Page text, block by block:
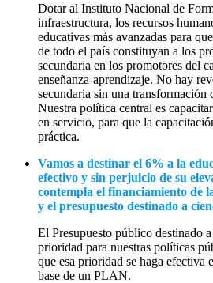
Dotar al Instituto Nacional de
infraestructura, los recursos
educativas más avanzadas para
de todo el país constituyan a los
secundaria en los promotores del
enseñanza-aprendizaje. No hay
secundaria sin una transformación
Nuestra política central es
en servicio, para que la
práctica.
Vamos a destinar el 6% a la
efectivo y sin perjuicio de su
contempla el financiamiento de
y el presupuesto destinado a
El Presupuesto público destinado
prioridad para nuestras políticas
que esa prioridad se haga efectiva
base de un PLAN.